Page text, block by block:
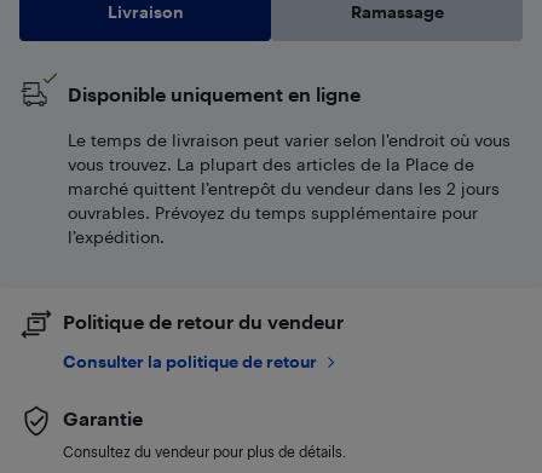
Livraison Ramassage
Disponible uniquement en ligne
Le temps de livraison peut varier selon l'endroit où vous
vous trouvez. La plupart des articles de la Place de
marché quittent l’entrepôt du vendeur dans les 2 jours
ouvrables. Prévoyez du temps supplémentaire pour
l’expédition.
Politique de retour du vendeur
Consulter la politique de retour
Garantie
Consultez du vendeur pour plus de détails.